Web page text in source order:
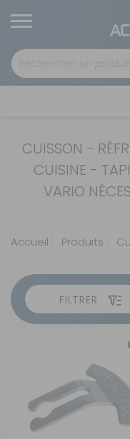
CUISSON -
CUISINE -
VARIO
Accueil Produits
FILTRER